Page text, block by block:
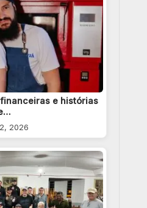
e histórias
2026